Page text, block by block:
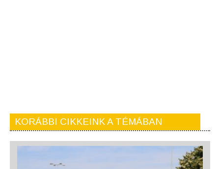
KORÁBBI CIKKEINK A TÉMÁBAN